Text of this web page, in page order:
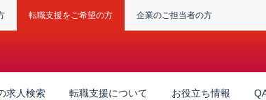
転職支援をご希望の方 企業のご担当者の方
求人検索 転職支援について お役立ち情報